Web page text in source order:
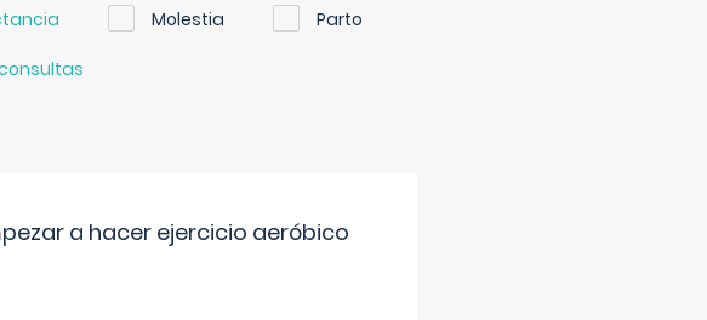
Molestia Parto
a hacer ejercicio aeróbico